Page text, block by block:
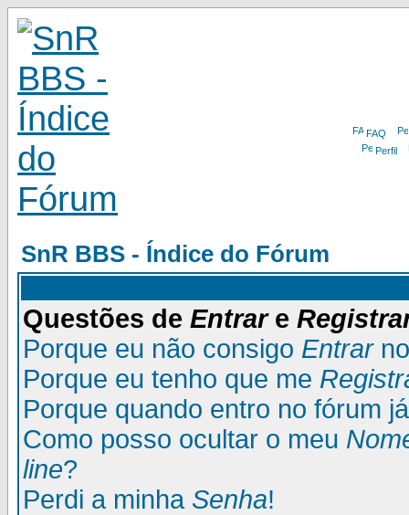
FAQ
Perfil
SnR BBS - Índice do Fórum
Questões de Entrare
Porque eu não consigo Entrar
Porque eu tenho que me
Porque quando entro no fórum
Como posso ocultar o meu
line?
Perdi a minha Senha!